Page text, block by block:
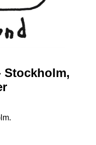
Stockholm,